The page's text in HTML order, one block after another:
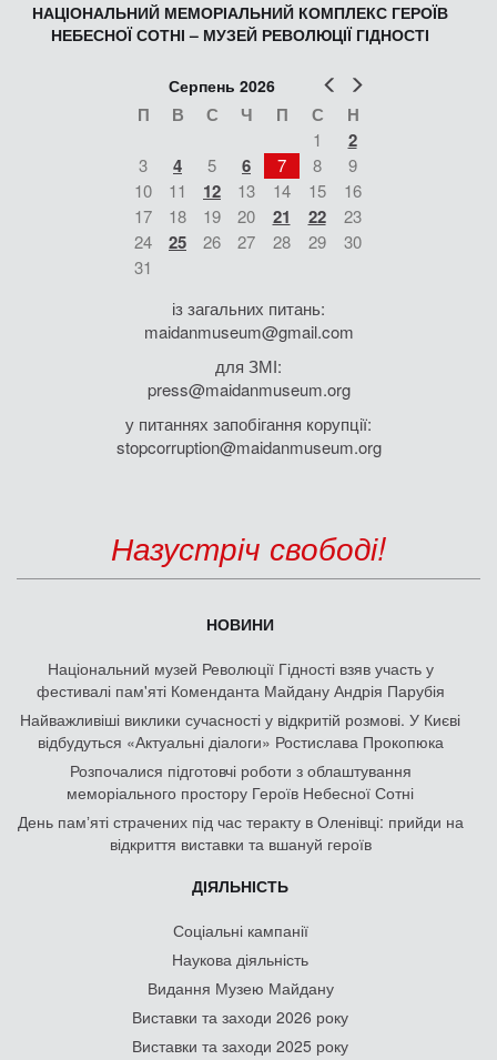
НАЦІОНАЛЬНИЙ МЕМОРІАЛЬНИЙ КОМПЛЕКС ГЕРОЇВ
НЕБЕСНОЇ СОТНІ – МУЗЕЙ РЕВОЛЮЦІЇ ГІДНОСТІ
Попер
Серпень 2026
П В С Ч П С Н
1 2
3 4 5 6 7 8
9
10
11 12 13 14 15
16
17
18 19 20 21 22
23
24
25 26 27 28 29
30
31
із загальних питань:
maidanmuseum@gmail.com
для ЗМІ:
press@maidanmuseum.org
у питаннях запобігання корупції:
stopcorruption@maidanmuseum.org
Назустріч свободі!
НОВИНИ
Національний музей Революції Гідності взяв участь у
фестивалі пам'яті Коменданта Майдану Андрія Парубія
Найважливіші виклики сучасності у відкритій розмові. У Києві
відбудуться «Актуальні діалоги» Ростислава Прокопюка
Розпочалися підготовчі роботи з облаштування
меморіального простору Героїв Небесної Сотні
День памʼяті страчених під час теракту в Оленівці: прийди на
відкриття виставки та вшануй героїв
ДІЯЛЬНІСТЬ
Соціальні кампанії
Наукова діяльність
Видання Музею Майдану
Виставки та заходи 2026 року
Виставки та заходи 2025 року